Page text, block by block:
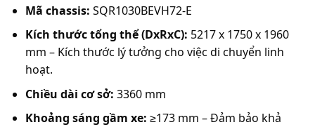
Mã chassis: SQR1030BEVH72-E
Kích thước tổng thể (DxRxC): 5217 x 1750 x 1960
mm – Kích thước lý tưởng cho việc di chuyển linh
hoạt.
Chiều dài cơ sở: 3360 mm
Khoảng sáng gầm xe: ≥173 mm – Đảm bảo khả